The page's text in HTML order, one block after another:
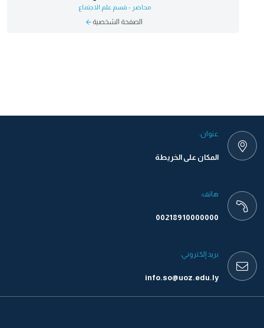
محاضر - قسم علم الاجتماع
الصفحة الشخصية
عنوان:
المكان على الخريطة
هاتف:
00218910000000
بريد إلكتروني:
info.so@uoz.edu.ly